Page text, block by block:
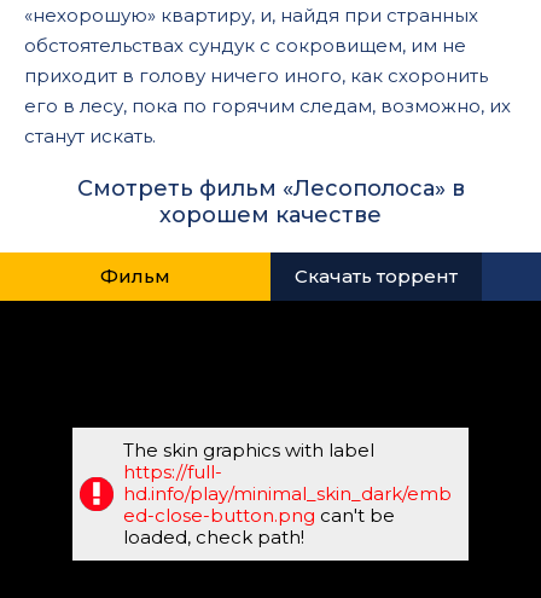
«нехорошую» квартиру, и, найдя при странных
обстоятельствах сундук с сокровищем, им не
приходит в голову ничего иного, как схоронить
его в лесу, пока по горячим следам, возможно, их
станут искать.
Смотреть фильм «Лесополоса» в
хорошем качестве
Фильм Скачать торрент
The skin graphics with label
https://full-
hd.info/play/minimal_skin_dark/emb
ed-close-button.png can't be
loaded, check path!